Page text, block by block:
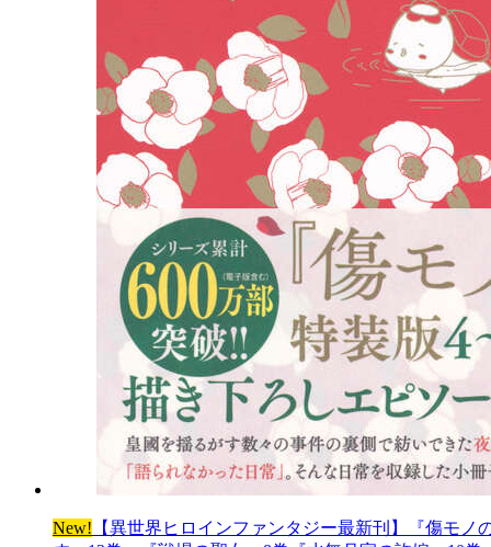
New! 【異世界ヒロインファンタジー最新刊】『傷モ